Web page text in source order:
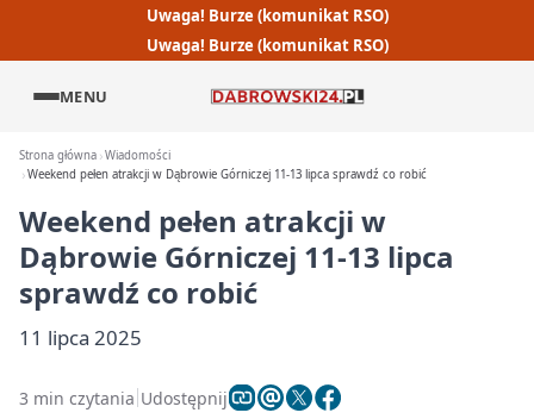
Uwaga! Burze (komunikat RSO)
Uwaga! Burze (komunikat RSO)
MENU
Strona główna Wiadomości
Weekend pełen atrakcji w Dąbrowie Górniczej 11-13 lipca sprawdź co robić
Weekend pełen atrakcji w
Dąbrowie Górniczej 11-13 lipca
sprawdź co robić
11 lipca 2025
3 min czytania Udostępnij